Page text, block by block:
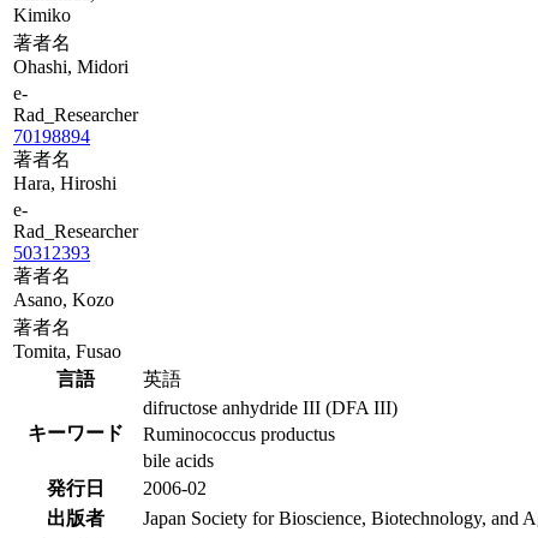
Kimiko
著者名
Ohashi, Midori
e-
Rad_Researcher
70198894
著者名
Hara, Hiroshi
e-
Rad_Researcher
50312393
著者名
Asano, Kozo
著者名
Tomita, Fusao
言語
英語
キーワード
difructose anhydride III (DFA III)
Ruminococcus productus
bile acids
発行日
2006-02
出版者
Japan Society for Bioscience, Biotechnology, and